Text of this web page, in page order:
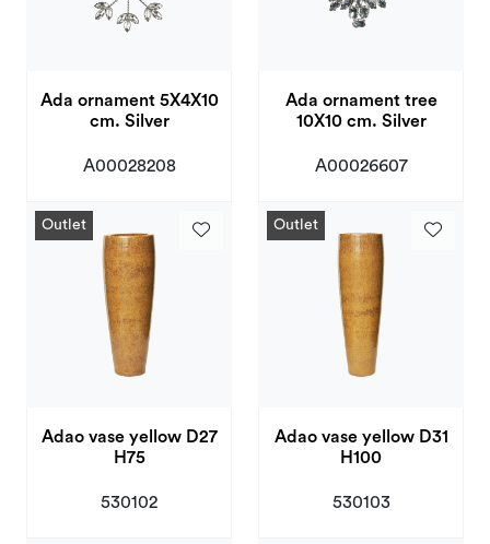
Ada ornament 5X4X10
cm. Silver
A00028208
Ada ornament tree
10X10 cm. Silver
A00026607
Outlet
Adao vase yellow D27
H75
530102
Outlet
Adao vase yellow D31
H100
530103